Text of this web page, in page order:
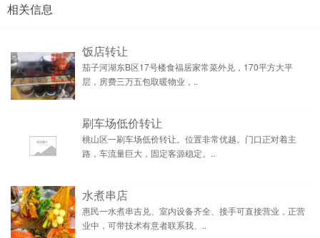
相关信息
饭店转让
茄子河湖东B区17号楼食福居家常菜外兑，170平方大平
层，房费三万五包取暖物业，..
刷车场低价转让
桃山区一刷车场低价转让。位置非常优越。门口正对着主
路，车流量巨大，固定客源稳定。..
水煮串店
惠民一水煮串吉兑、室内设备齐全、接手可直接营业，正营
业中，可带技术有意者联系我、..